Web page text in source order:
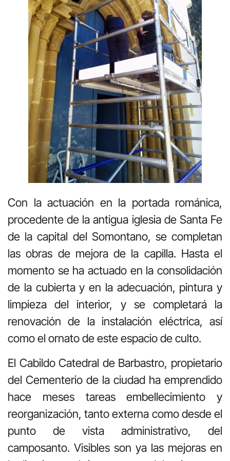
Con la actuación en la portada románica,
procedente de la antigua iglesia de Santa Fe
de la capital del Somontano, se completan
las obras de mejora de la capilla. Hasta el
momento se ha actuado en la consolidación
de la cubierta y en la adecuación, pintura y
limpieza del interior, y se completará la
renovación de la instalación eléctrica, así
como el ornato de este espacio de culto.
El Cabildo Catedral de Barbastro, propietario
del Cementerio de la ciudad ha emprendido
hace meses tareas embellecimiento y
reorganización, tanto externa como desde el
punto de vista administrativo, del
camposanto. Visibles son ya las mejoras en